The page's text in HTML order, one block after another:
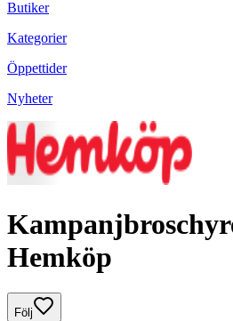
Butiker
Kategorier
Öppettider
Nyheter
Hemköp
Följ